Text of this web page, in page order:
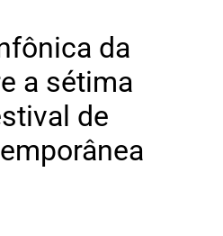
da
a sétima
de